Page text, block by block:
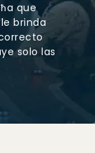
que
brinda
solo las